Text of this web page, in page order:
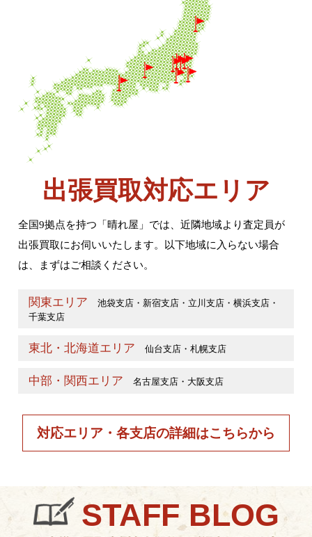
出張買取対応エリア
全国9拠点を持つ「晴れ屋」では、近隣地域より査定員が
出張買取にお伺いいたします。以下地域に入らない場合
は、まずはご相談ください。
関東エリア
池袋支店・新宿支店・立川支店・横浜支店・
千葉支店
東北・北海道エリア 仙台支店・札幌支店
中部・関西エリア 名古屋支店・大阪支店
対応エリア・各支店の詳細はこちらから
STAFF BLOG